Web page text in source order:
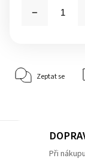
Zeptat se
Při